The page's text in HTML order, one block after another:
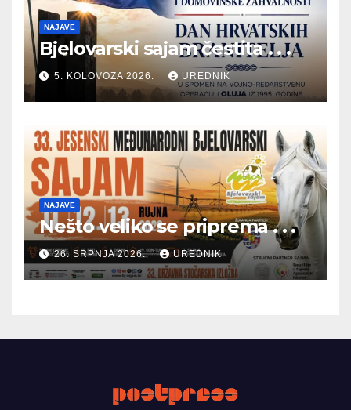
NAJAVE
Bjelovarski sajam čestita . . .
5. KOLOVOZA 2026. UREDNIK
NAJAVE
Nešto veliko se priprema . . .
26. SRPNJA 2026. UREDNIK